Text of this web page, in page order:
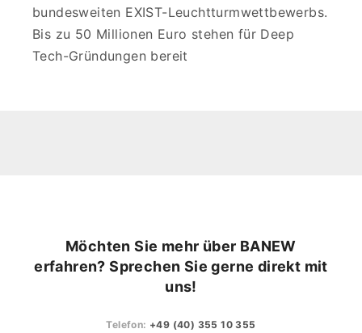
bundesweiten EXIST-Leuchtturmwettbewerbs.
Bis zu 50 Millionen Euro stehen für Deep
Tech-Gründungen bereit
Möchten Sie mehr über BANEW
erfahren? Sprechen Sie gerne direkt mit
uns!
Telefon: +49 (40) 355 10 355